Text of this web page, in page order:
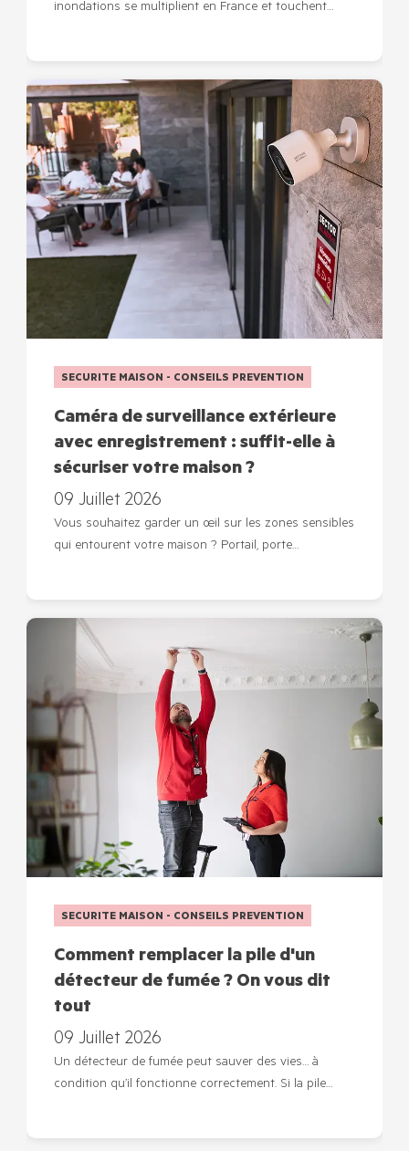
inondations se multiplient en France et touchent…
SECURITE MAISON - CONSEILS PREVENTION
Caméra de surveillance extérieure
avec enregistrement : suffit-elle à
sécuriser votre maison ?
09 Juillet 2026
Vous souhaitez garder un œil sur les zones sensibles
qui entourent votre maison ? Portail, porte…
SECURITE MAISON - CONSEILS PREVENTION
Comment remplacer la pile d'un
détecteur de fumée ? On vous dit
tout
09 Juillet 2026
Un détecteur de fumée peut sauver des vies… à
condition qu’il fonctionne correctement. Si la pile…